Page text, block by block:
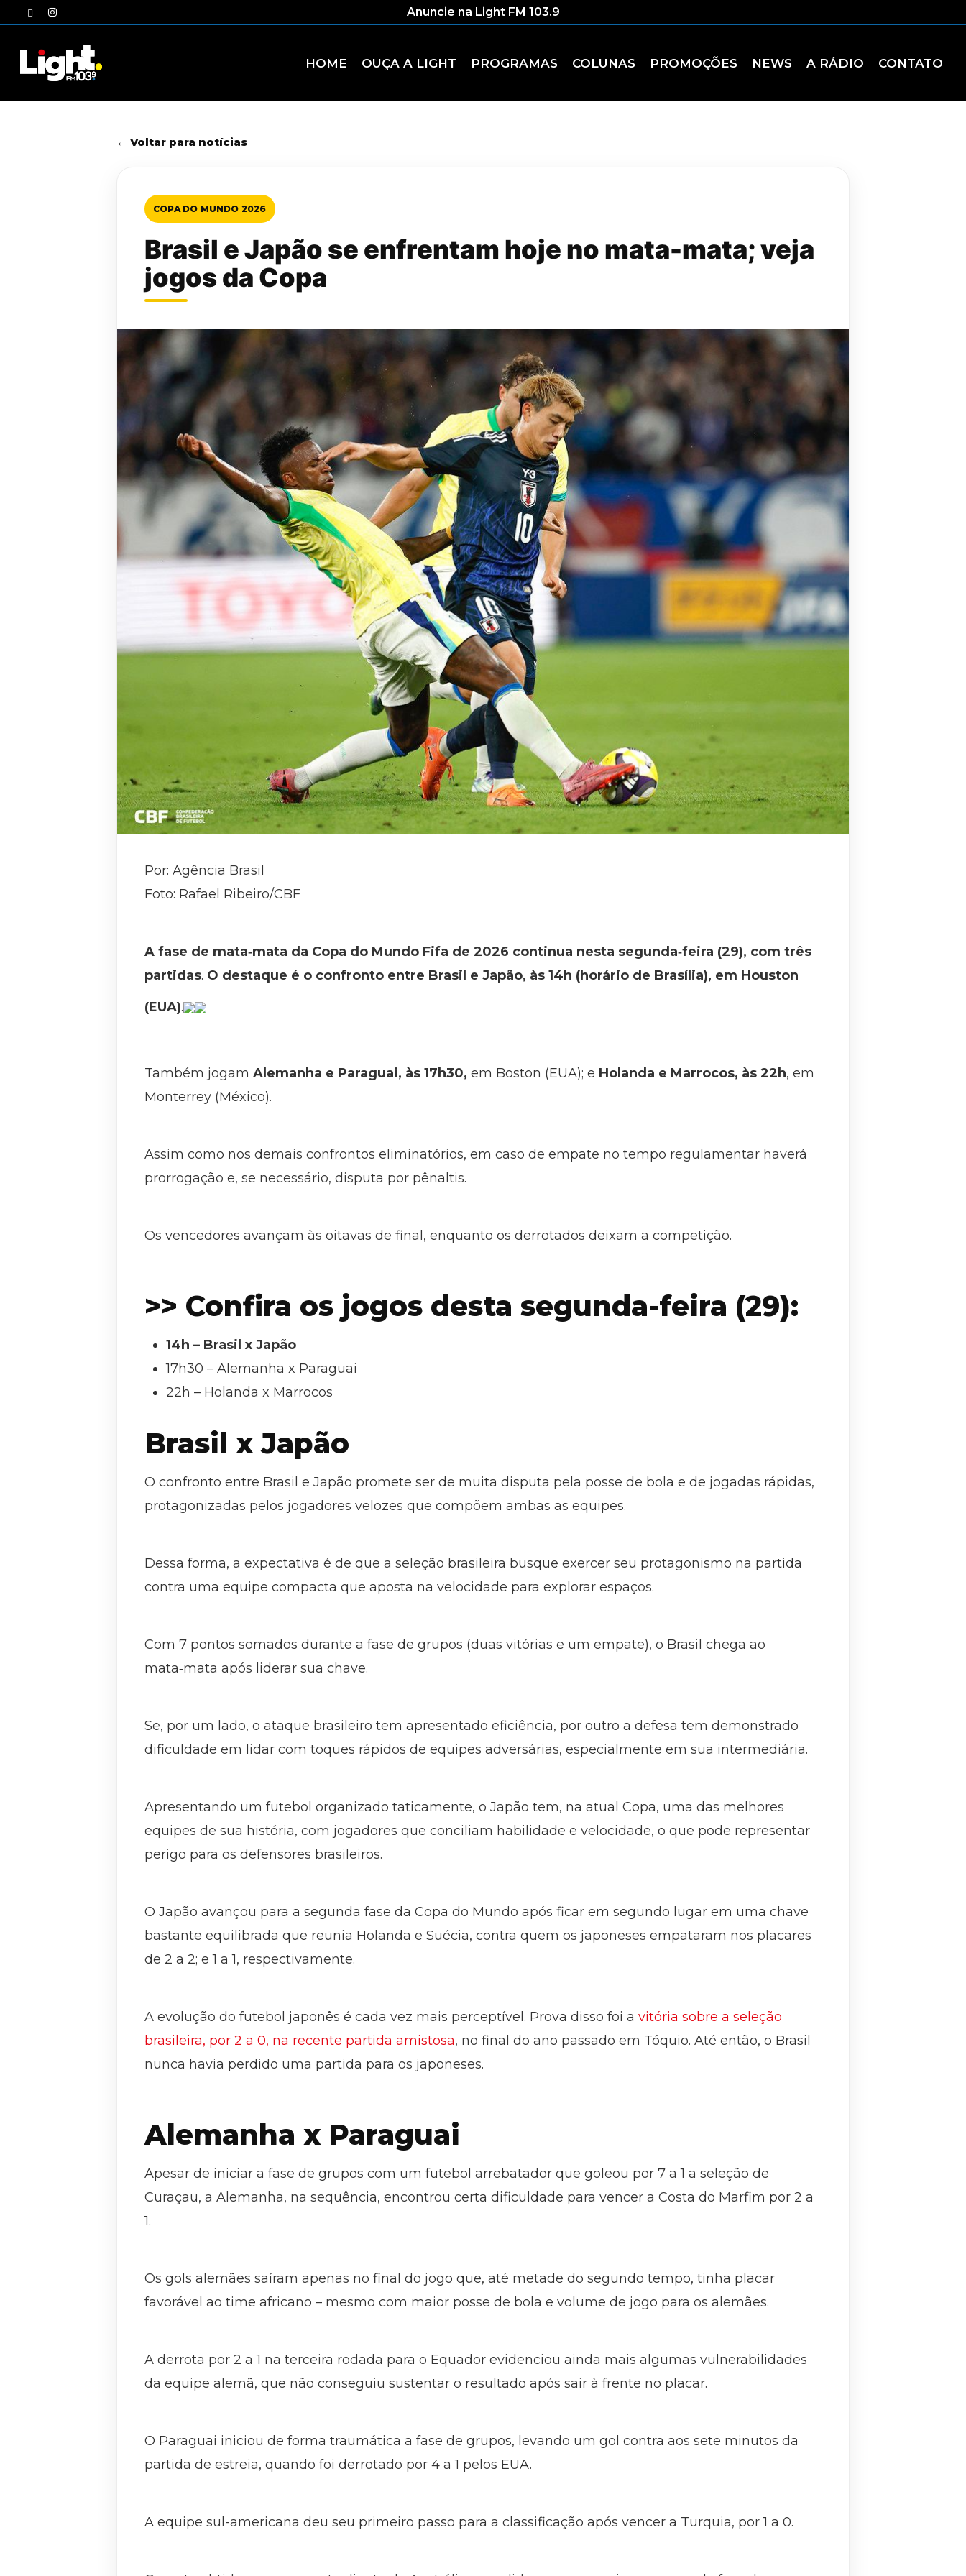
to
twitterinstagram Anuncie na Light FM 103.9
HOME OUÇA A LIGHT PROGRAMAS COLUNAS PROMOÇÕES NEWS A RÁDIO CONTATO
← Voltar para notícias
COPA DO MUNDO 2026
Brasil e Japão se enfrentam hoje no mata-mata; veja
jogos da Copa
Por: Agência Brasil
Foto: Rafael Ribeiro/CBF
A fase de mata‑mata da Copa do Mundo Fifa de 2026 continua nesta segunda‑feira (29), com três
partidas. O destaque é o confronto entre Brasil e Japão, às 14h (horário de Brasília), em Houston
(EUA).
Também jogam Alemanha e Paraguai, às 17h30, em Boston (EUA); e Holanda e Marrocos, às 22h, em
Monterrey (México).
Assim como nos demais confrontos eliminatórios, em caso de empate no tempo regulamentar haverá
prorrogação e, se necessário, disputa por pênaltis.
Os vencedores avançam às oitavas de final, enquanto os derrotados deixam a competição.
>> Confira os jogos desta segunda-feira (29):
14h – Brasil x Japão
17h30 – Alemanha x Paraguai
22h – Holanda x Marrocos
Brasil x Japão
O confronto entre Brasil e Japão promete ser de muita disputa pela posse de bola e de jogadas rápidas,
protagonizadas pelos jogadores velozes que compõem ambas as equipes.
Dessa forma, a expectativa é de que a seleção brasileira busque exercer seu protagonismo na partida
contra uma equipe compacta que aposta na velocidade para explorar espaços.
Com 7 pontos somados durante a fase de grupos (duas vitórias e um empate), o Brasil chega ao
mata‑mata após liderar sua chave.
Se, por um lado, o ataque brasileiro tem apresentado eficiência, por outro a defesa tem demonstrado
dificuldade em lidar com toques rápidos de equipes adversárias, especialmente em sua intermediária.
Apresentando um futebol organizado taticamente, o Japão tem, na atual Copa, uma das melhores
equipes de sua história, com jogadores que conciliam habilidade e velocidade, o que pode representar
perigo para os defensores brasileiros.
O Japão avançou para a segunda fase da Copa do Mundo após ficar em segundo lugar em uma chave
bastante equilibrada que reunia Holanda e Suécia, contra quem os japoneses empataram nos placares
de 2 a 2; e 1 a 1, respectivamente.
A evolução do futebol japonês é cada vez mais perceptível. Prova disso foi a vitória sobre a seleção
brasileira, por 2 a 0, na recente partida amistosa, no final do ano passado em Tóquio. Até então, o Brasil
nunca havia perdido uma partida para os japoneses.
Alemanha x Paraguai
Apesar de iniciar a fase de grupos com um futebol arrebatador que goleou por 7 a 1 a seleção de
Curaçau, a Alemanha, na sequência, encontrou certa dificuldade para vencer a Costa do Marfim por 2 a
1.
Os gols alemães saíram apenas no final do jogo que, até metade do segundo tempo, tinha placar
favorável ao time africano – mesmo com maior posse de bola e volume de jogo para os alemães.
A derrota por 2 a 1 na terceira rodada para o Equador evidenciou ainda mais algumas vulnerabilidades
da equipe alemã, que não conseguiu sustentar o resultado após sair à frente no placar.
O Paraguai iniciou de forma traumática a fase de grupos, levando um gol contra aos sete minutos da
partida de estreia, quando foi derrotado por 4 a 1 pelos EUA.
A equipe sul-americana deu seu primeiro passo para a classificação após vencer a Turquia, por 1 a 0.